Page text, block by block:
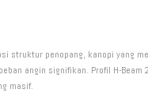
struktur penopang, kanopi yang
angin signifikan. Profil H-Beam
masif.